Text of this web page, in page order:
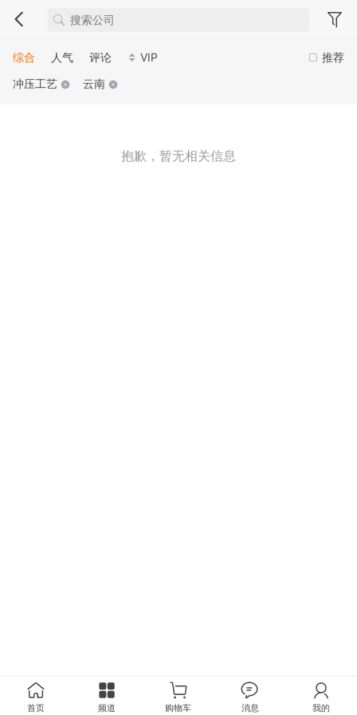
推荐
综合 人气 评论
VIP
冲压工艺
云南
抱歉，暂无相关信息
首页 频道 购物车 消息 我的